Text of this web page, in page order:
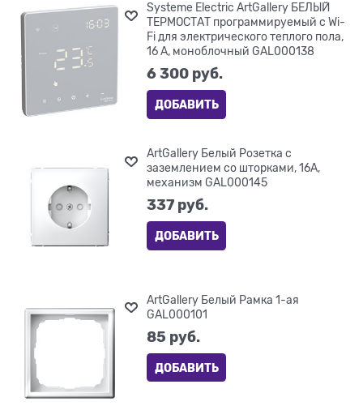
Systeme Electric ArtGallery БЕЛЫЙ
ТЕРМОСТАТ программируемый с Wi-
Fi для электрического теплого пола,
16 А, моноблочный GAL000138
6 300 руб.
ДОБАВИТЬ
ArtGallery Белый Розетка с
заземлением со шторками, 16А,
механизм GAL000145
337 руб.
ДОБАВИТЬ
ArtGallery Белый Рамка 1-ая
GAL000101
85 руб.
ДОБАВИТЬ